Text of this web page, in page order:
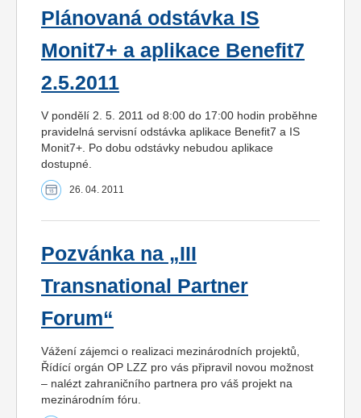
Plánovaná odstávka IS
Monit7+ a aplikace Benefit7
2.5.2011
V pondělí 2. 5. 2011 od 8:00 do 17:00 hodin proběhne
pravidelná servisní odstávka aplikace Benefit7 a IS
Monit7+. Po dobu odstávky nebudou aplikace
dostupné.
26. 04. 2011
Pozvánka na „III
Transnational Partner
Forum“
Vážení zájemci o realizaci mezinárodních projektů,
Řídící orgán OP LZZ pro vás připravil novou možnost
– nalézt zahraničního partnera pro váš projekt na
mezinárodním fóru.